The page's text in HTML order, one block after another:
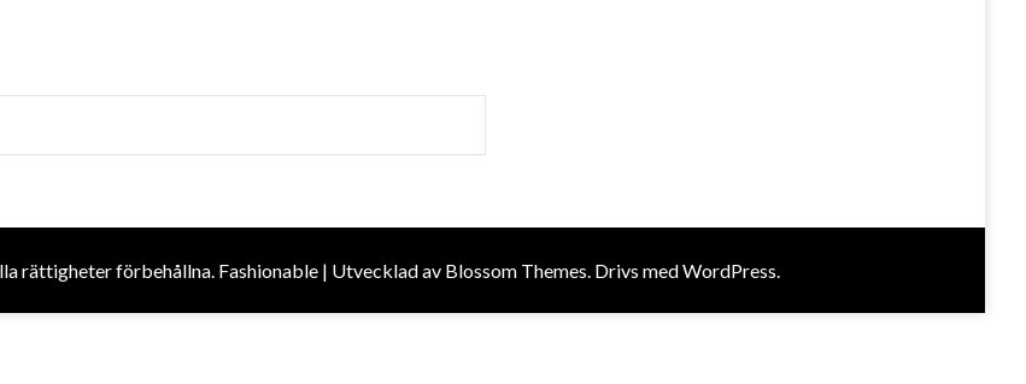
rättigheter förbehållna. Fashionable | Utvecklad av Blossom Themes . Drivs medWordPress